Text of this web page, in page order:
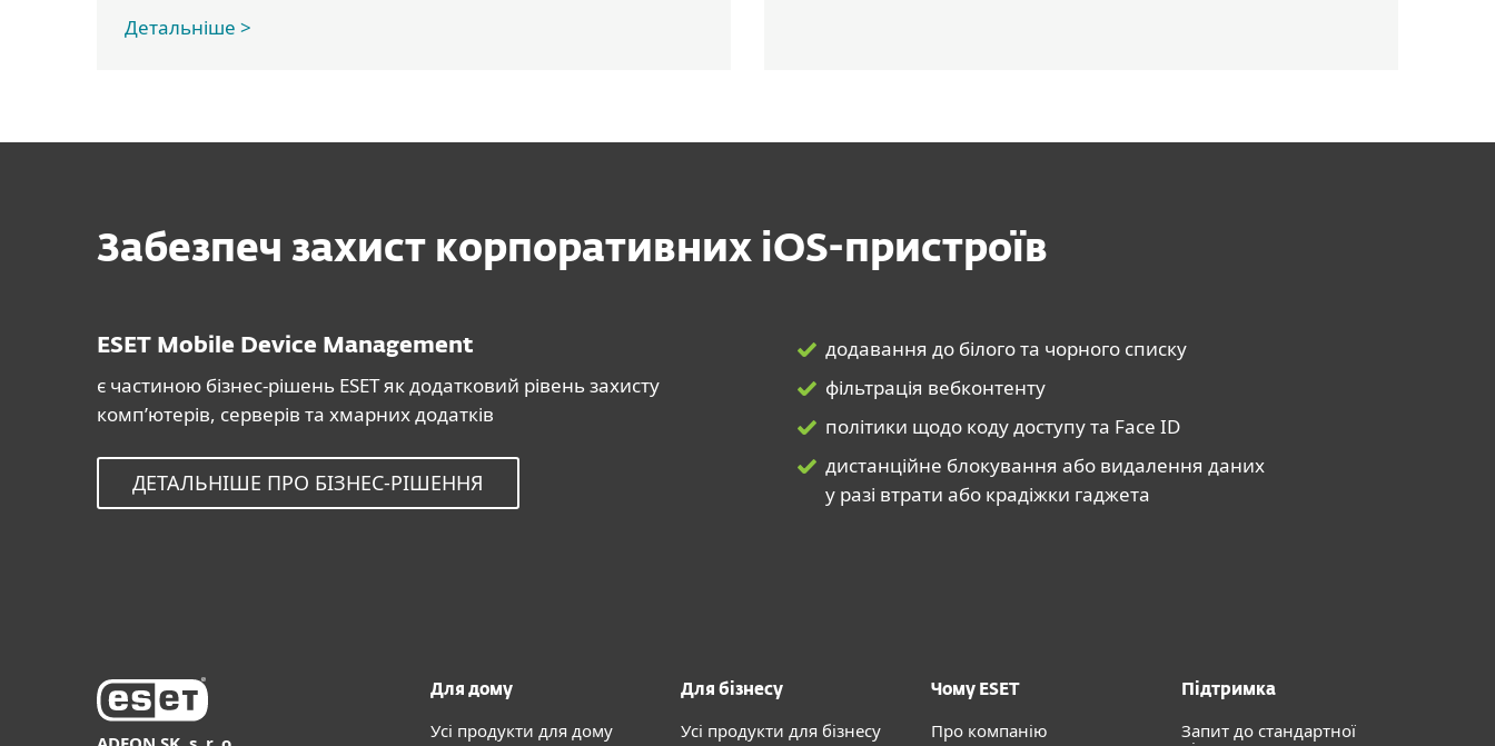
Детальніше >
Забезпеч захист корпоративних iOS-пристроїв
ESET Mobile Device Management
є частиною бізнес-рішень ESET як додатковий рівень захисту
комп’ютерів, серверів та хмарних додатків
ДЕТАЛЬНІШЕ ПРО БІЗНЕС-РІШЕННЯ
додавання до білого та чорного списку
фільтрація вебконтенту
політики щодо коду доступу та Face ID
дистанційне блокування або видалення даних
у разі втрати або крадіжки гаджета
Для дому
Усі продукти для дому
Для бізнесу
Усі продукти для бізнесу
Чому ESET
Про компанію
Підтримка
Запит до стандартної